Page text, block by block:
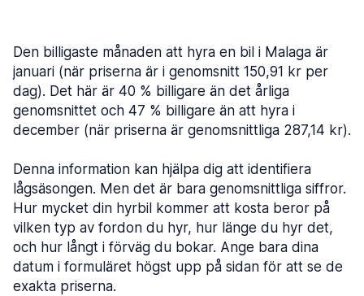
Den billigaste månaden att hyra en bil i Malaga är
januari (när priserna är i genomsnitt 150,91 kr per
dag). Det här är 40 % billigare än det årliga
genomsnittet och 47 % billigare än att hyra i
december (när priserna är genomsnittliga 287,14 kr).
Denna information kan hjälpa dig att identifiera
lågsäsongen. Men det är bara genomsnittliga siffror.
Hur mycket din hyrbil kommer att kosta beror på
vilken typ av fordon du hyr, hur länge du hyr det,
och hur långt i förväg du bokar. Ange bara dina
datum i formuläret högst upp på sidan för att se de
exakta priserna.